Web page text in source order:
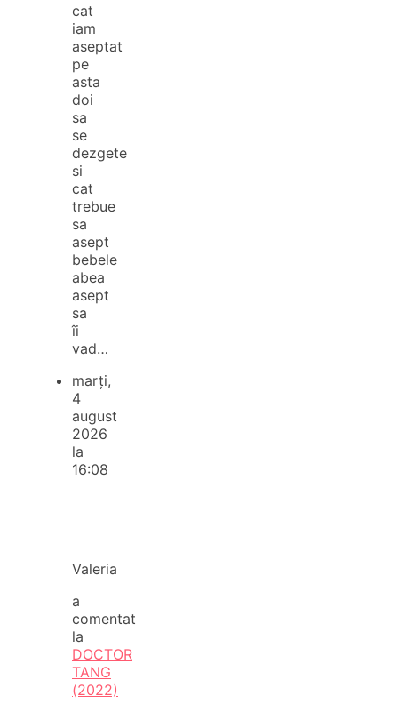
cat
iam
aseptat
pe
asta
doi
sa
se
dezgete
si
cat
trebue
sa
asept
bebele
abea
asept
sa
îi
vad…
marți,
4
august
2026
la
16:08
Valeria
a
comentat
la
DOCTOR
TANG
(2022)